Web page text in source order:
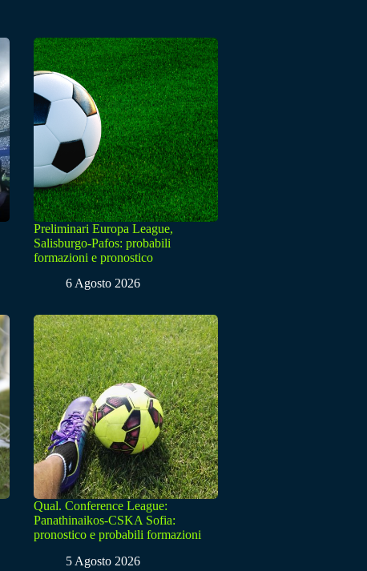
Preliminari Europa League,
Salisburgo-Pafos: probabili
formazioni e pronostico
6 Agosto 2026
Qual. Conference League:
Panathinaikos-CSKA Sofia:
pronostico e probabili formazioni
5 Agosto 2026